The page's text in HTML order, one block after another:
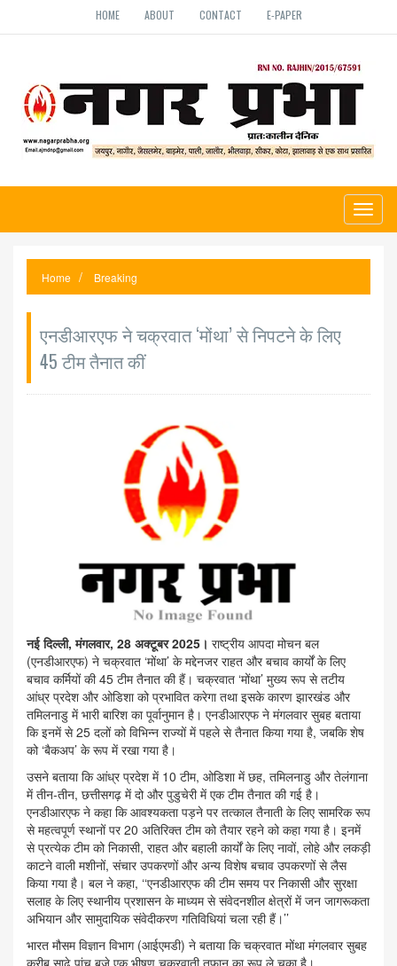
HOME ABOUT CONTACT E-PAPER
Home Breaking
एनडीआरएफ ने चक्रवात ‘मोंथा’ से निपटने के लिए
45 टीम तैनात कीं
नई दिल्ली, मंगलवार, 28 अक्टूबर 2025। राष्ट्रीय आपदा मोचन बल
(एनडीआरएफ) ने चक्रवात ‘मोंथा’ के मद्देनजर राहत और बचाव कार्यों के लिए
बचाव कर्मियों की 45 टीम तैनात की हैं। चक्रवात ‘मोंथा’ मुख्य रूप से तटीय
आंध्र प्रदेश और ओडिशा को प्रभावित करेगा तथा इसके कारण झारखंड और
तमिलनाडु में भारी बारिश का पूर्वानुमान है। एनडीआरएफ ने मंगलवार सुबह बताया
कि इनमें से 25 दलों को विभिन्न राज्यों में पहले से तैनात किया गया है, जबकि शेष
को ‘बैकअप’ के रूप में रखा गया है।
उसने बताया कि आंध्र प्रदेश में 10 टीम, ओडिशा में छह, तमिलनाडु और तेलंगाना
में तीन-तीन, छत्तीसगढ़ में दो और पुडुचेरी में एक टीम तैनात की गई है।
एनडीआरएफ ने कहा कि आवश्यकता पड़ने पर तत्काल तैनाती के लिए सामरिक रूप
से महत्वपूर्ण स्थानों पर 20 अतिरिक्त टीम को तैयार रहने को कहा गया है। इनमें
से प्रत्येक टीम को निकासी, राहत और बहाली कार्यों के लिए नावों, लोहे और लकड़ी
काटने वाली मशीनों, संचार उपकरणों और अन्य विशेष बचाव उपकरणों से लैस
किया गया है। बल ने कहा, ‘‘एनडीआरएफ की टीम समय पर निकासी और सुरक्षा
सलाह के लिए स्थानीय प्रशासन के माध्यम से संवेदनशील क्षेत्रों में जन जागरूकता
अभियान और सामुदायिक संवेदीकरण गतिविधियां चला रही हैं।’’
भारत मौसम विज्ञान विभाग (आईएमडी) ने बताया कि चक्रवात मोंथा मंगलवार सुबह